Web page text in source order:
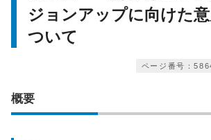
ジョンアップに向けた
ついて
ページ番号：
概要